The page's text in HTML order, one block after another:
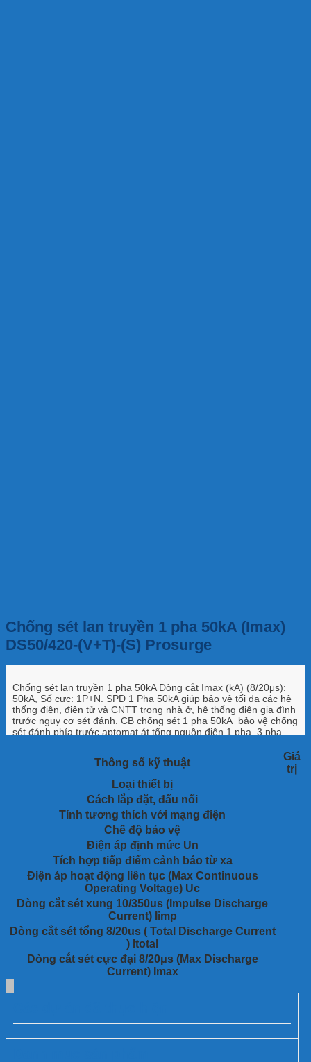
Chống sét lan truyền 1 pha 50kA (Imax)
DS50/420-(V+T)-(S) Prosurge
Chống sét lan truyền 1 pha 50kA Dòng cắt Imax (kA) (8/20μs):
50kA, Số cực: 1P+N. SPD 1 Pha 50kA giúp bảo vệ tối đa các hệ
thống điện, điện tử và CNTT trong nhà ở, hệ thống điện gia đình
trước nguy cơ sét đánh. CB chống sét 1 pha 50kA bảo vệ chống
sét đánh phía trước aptomat át tổng nguồn điện 1 pha, 3 pha,
Thông số kỹ thuật
Giá
trị
Loại thiết bị
Cách lắp đặt, đấu nối
Tính tương thích với mạng điện
Chế độ bảo vệ
Điện áp định mức Un
Tích hợp tiếp điểm cảnh báo từ xa
Điện áp hoạt động liên tục (Max Continuous
Operating Voltage) Uc
Dòng cắt sét xung 10/350us (Impulse Discharge
Current) Iimp
Dòng cắt sét tổng 8/20us ( Total Discharge Current
) Itotal
Dòng cắt sét cực đại 8/20μs (Max Discharge
Current) Imax